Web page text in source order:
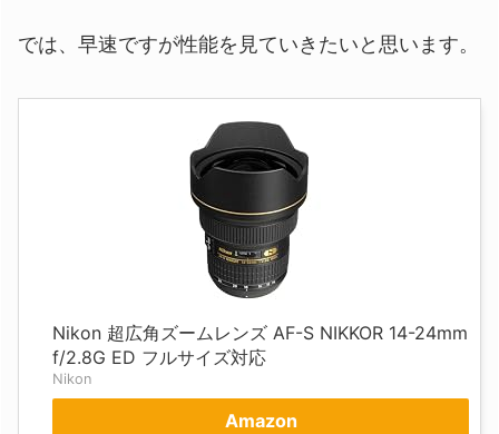
では、早速ですが性能を見ていきたいと思います。
Nikon 超広角ズームレンズ AF-S NIKKOR 14-24mm
f/2.8G ED フルサイズ対応
Nikon
Amazon